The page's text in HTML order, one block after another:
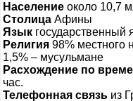
Население около 10,7
Столица Афины
Язык государственный
Религия 98% местного
1,5% – мусульмане
Расхождение по
час.
Телефонная связь из